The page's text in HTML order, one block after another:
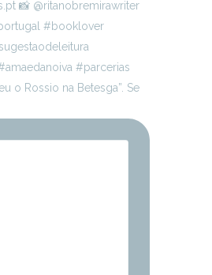
o Rossio na Betesga”. Se